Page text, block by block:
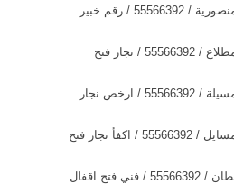
فتح اقفال ابواب المنصورية / 55566392 / رقم خبير
فتح اقفال ابواب المطلاع / 55566392 / نجار فتح
فتح اقفال ابواب المسيلة / 55566392 / ارخص نجار
فتح اقفال ابواب المسايل / 55566392 / اكفأ نجار فتح
فتح اقفال ابواب خيطان / 55566392 / فني فتح اقفال